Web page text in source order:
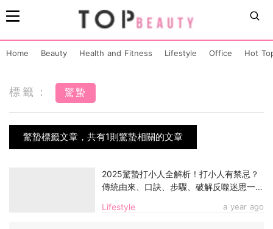
Home Beauty Health and Fitness Lifestyle Office Hot
標籤： 驚蟄
驚蟄標籤文章，共有1則驚蟄相關的文章
Lifestyle a year ago
2025驚蟄打小人全解析！打小人有禁忌？
傳統由來、口訣、步驟、破解反噬迷思一